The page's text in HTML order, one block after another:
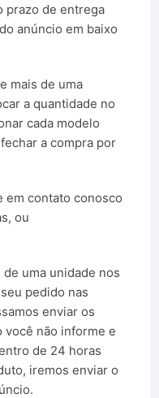
prazo de entrega
anúncio em baixo
mais de uma
a quantidade no
cada modelo
a compra por
em contato conosco
ou
uma unidade nos
pedido nas
enviar os
você não informe e
de 24 horas
iremos enviar o